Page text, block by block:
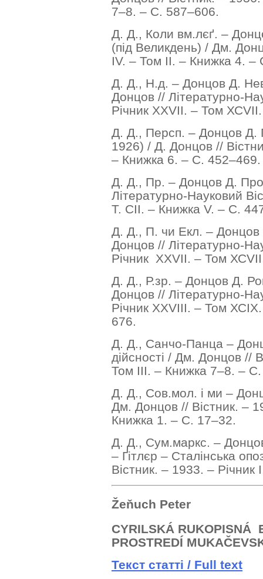
7–8. – С. 587–606.
Д. Д., Коли вм.лєґ. –
(під Великдень) / Дм.
ІV. – Том ІІ. – Книжка 4.
Д. Д., Н.д. – Донцов Д.
Донцов // Літературно-
Річник ХХVІІ. – Том
Д. Д., Персп. – Донцов Д.
1926) / Д. Донцов //
– Книжка 6. – С. 452–469.
Д. Д., Пр. – Донцов Д.
Літературно-Науковий
Т. СІІ. – Книжка V. – С.
Д. Д., П. чи Екл. – Донцов
Донцов // Літературно-
Річник ХХVІІ. – Том
Д. Д., Р.зр. – Донцов Д.
Донцов // Літературно-
Річник ХХVІІІ. – Том
676.
Д. Д., Санчо-Панца –
дійсності / Дм. Донцов //
Том ІІІ. – Книжка 7–8. –
Д. Д., Сов.мол. і ми –
Дм. Донцов // Вістник. –
Книжка 1. – С. 17–32.
Д. Д., Сум.маркс. –
– Ґітлєр – Сталінська
Вістник. – 1933. –
Žeňuch Peter
CYRILSKÁ RUKOPISNÁ
PROSTREDÍ
Текст статті / Full text